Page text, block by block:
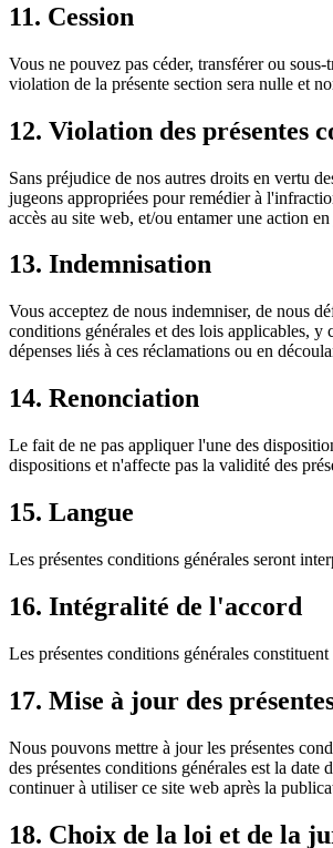
11. Cession
Vous ne pouvez pas céder, transférer ou
violation de la présente section sera nulle et
12. Violation des présentes
Sans préjudice de nos autres droits en vertu
jugeons appropriées pour remédier à
accès au site web, et/ou entamer une action
13. Indemnisation
Vous acceptez de nous indemniser, de nous
conditions générales et des lois applicables,
dépenses liés à ces réclamations ou en
14. Renonciation
Le fait de ne pas appliquer l'une des
dispositions et n'affecte pas la validité des
15. Langue
Les présentes conditions générales seront
16. Intégralité de l'accord
Les présentes conditions générales
17. Mise à jour des
Nous pouvons mettre à jour les présentes
des présentes conditions générales est la
continuer à utiliser ce site web après la
18. Choix de la loi et de la